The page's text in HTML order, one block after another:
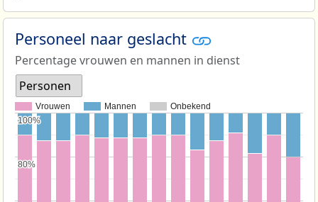
Personeel naar geslacht
Percentage vrouwen en mannen in dienst
Personen
Vrouwen Mannen Onbekend
80%
80%
100%
100%